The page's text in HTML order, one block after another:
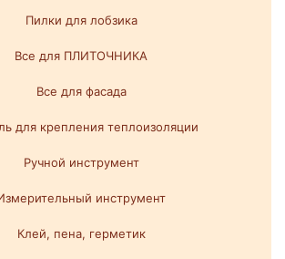
Пилки для лобзика
Все для ПЛИТОЧНИКА
Все для фасада
для крепления теплоизоляции
Ручной инструмент
инструмент
Клей, пена, герметик